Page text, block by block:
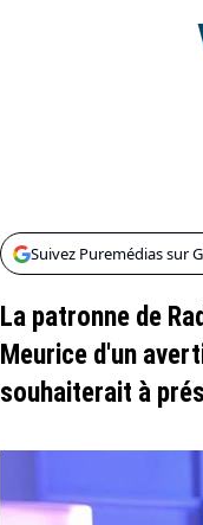
Suivez Puremédias sur
La patronne de
Meurice d'un
souhaiterait à